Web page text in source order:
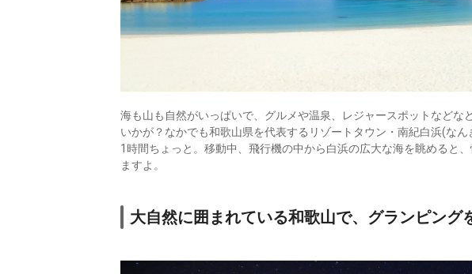
海も山も自然がいっぱいで、グルメや温泉、レジャースポットなどな
いかが？なかでも和歌山県を代表するリゾートタウン・南紀白浜(な
1時間ちょっと。移動中、飛行機の中から白浜の広大な海を眺めると
ますよ。
大自然に囲まれている和歌山で、グランピング